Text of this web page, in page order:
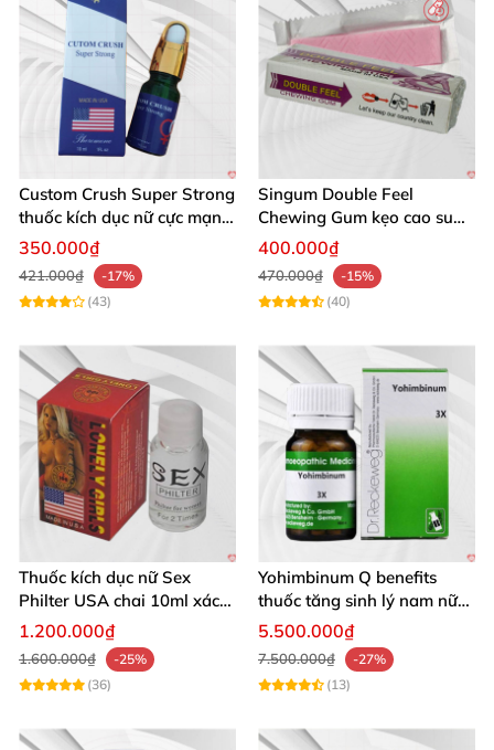
Custom Crush Super Strong
thuốc kích dục nữ cực mạnh
dạng nước chính hãng Mỹ
350.000₫
421.000₫
-17%
(43)
Singum Double Feel
Chewing Gum kẹo cao su
kích dục nữ chính hãng Mỹ
400.000₫
470.000₫
-15%
(40)
Thuốc kích dục nữ Sex
Philter USA chai 10ml xách
tay không mùi
1.200.000₫
1.600.000₫
-25%
(36)
Yohimbinum Q benefits
thuốc tăng sinh lý nam nữ
hiệu quả nhanh
5.500.000₫
7.500.000₫
-27%
(13)